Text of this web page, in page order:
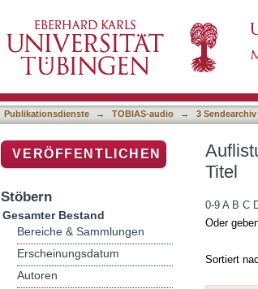
Auflistung 3 Sendearchiv des
Publikationsdienste → TOBIAS-audio → 3
Titel
0-9 A B C
Oder
Sortiert
VERÖFFENTLICHEN
Stöbern
Gesamter Bestand
Bereiche & Sammlungen
Erscheinungsdatum
Autoren